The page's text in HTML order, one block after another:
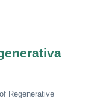
Regenerative